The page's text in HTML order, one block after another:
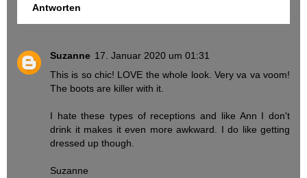
Antworten
Suzanne 17. Januar 2020 um 01:31
This is so chic! LOVE the whole look. Very va va voom!
The boots are killer with it.
I hate these types of receptions and like Ann I don't
drink it makes it even more awkward. I do like getting
dressed up though.
Suzanne